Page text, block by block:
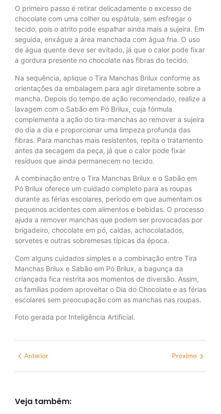
O primeiro passo é retirar delicadamente o excesso de
chocolate com uma colher ou espátula, sem esfregar o
tecido, pois o atrito pode espalhar ainda mais a sujeira. Em
seguida, enxágue a área manchada com água fria. O uso
de água quente deve ser evitado, já que o calor pode fixar
a gordura presente no chocolate nas fibras do tecido.
Na sequência, aplique o Tira Manchas Brilux conforme as
orientações da embalagem para agir diretamente sobre a
mancha. Depois do tempo de ação recomendado, realize a
lavagem com o Sabão em Pó Brilux, cuja fórmula
complementa a ação do tira-manchas ao remover a sujeira
do dia a dia e proporcionar uma limpeza profunda das
fibras. Para manchas mais resistentes, repita o tratamento
antes da secagem da peça, já que o calor pode fixar
resíduos que ainda permanecem no tecido.
A combinação entre o Tira Manchas Brilux e o Sabão em
Pó Brilux oferece um cuidado completo para as roupas
durante as férias escolares, período em que aumentam os
pequenos acidentes com alimentos e bebidas. O processo
ajuda a remover manchas que podem ser provocadas por
brigadeiro, chocolate em pó, caldas, achocolatados,
sorvetes e outras sobremesas típicas da época.
Com alguns cuidados simples e a combinação entre Tira
Manchas Brilux e Sabão em Pó Brilux, a bagunça da
criançada fica restrita aos momentos de diversão. Assim,
as famílias podem aproveitar o Dia do Chocolate e as férias
escolares sem preocupação com as manchas nas roupas.
Foto gerada por Inteligência Artificial.
Anterior Próximo
Veja também: